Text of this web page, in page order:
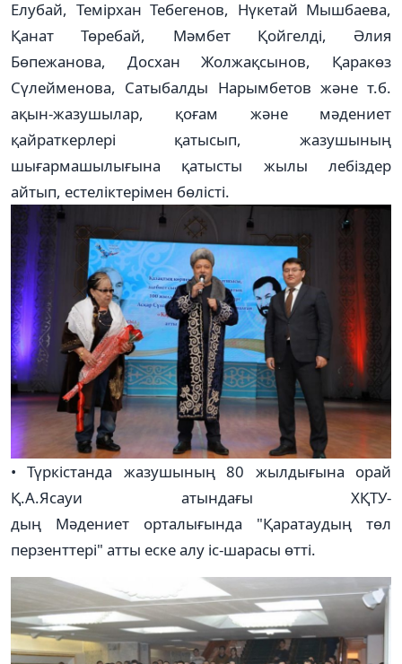
Елубай, Темірхан Тебегенов, Нүкетай Мышбаева,
Қанат Төребай, Мәмбет Қойгелді, Әлия
Бөпежанова, Досхан Жолжақсынов, Қаракөз
Сүлейменова, Сатыбалды Нарымбетов және т.б.
ақын-жазушылар, қоғам және мәдениет
қайраткерлері қатысып, жазушының
шығармашылығына қатысты жылы лебіздер
айтып, естеліктерімен бөлісті.
• Түркістанда жазушының 80 жылдығына орай
Қ.А.Ясауи атындағы ХҚТУ-
дың Мәдениет орталығында "Қаратаудың төл
перзенттері" атты еске алу іс-шарасы өтті.